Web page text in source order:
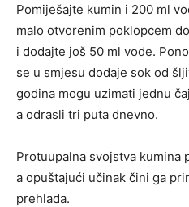
Pomiješajte kumin i 200 ml
malo otvorenim poklopcem
i dodajte još 50 ml vode.
se u smjesu dodaje sok od
godina mogu uzimati jednu
a odrasli tri puta dnevno.
Protuupalna svojstva kumina
a opuštajući učinak čini ga
prehlada.